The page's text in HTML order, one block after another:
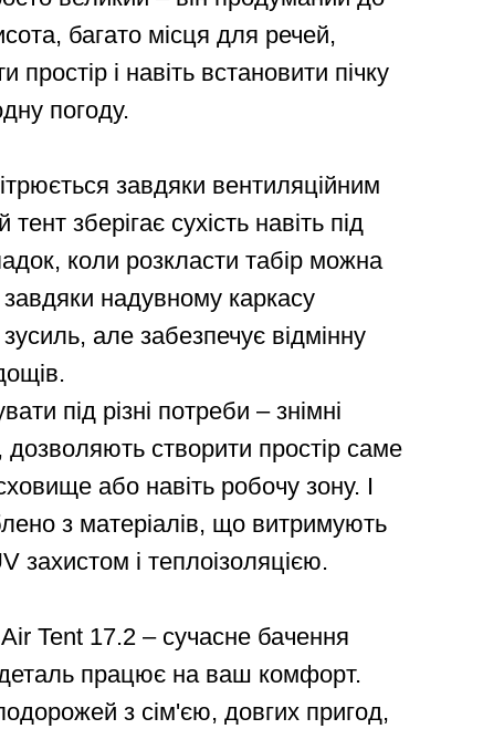
багато місця для речей,
простір і навіть встановити пічку
погоду.
завдяки вентиляційним
зберігає сухість навіть під
коли розкласти табір можна
завдяки надувному каркасу
але забезпечує відмінну
під різні потреби – знімні
дозволяють створити простір саме
або навіть робочу зону. І
з матеріалів, що витримують
захистом і теплоізоляцією.
Tent 17.2 – сучасне бачення
працює на ваш комфорт.
з сім'єю, довгих пригод,